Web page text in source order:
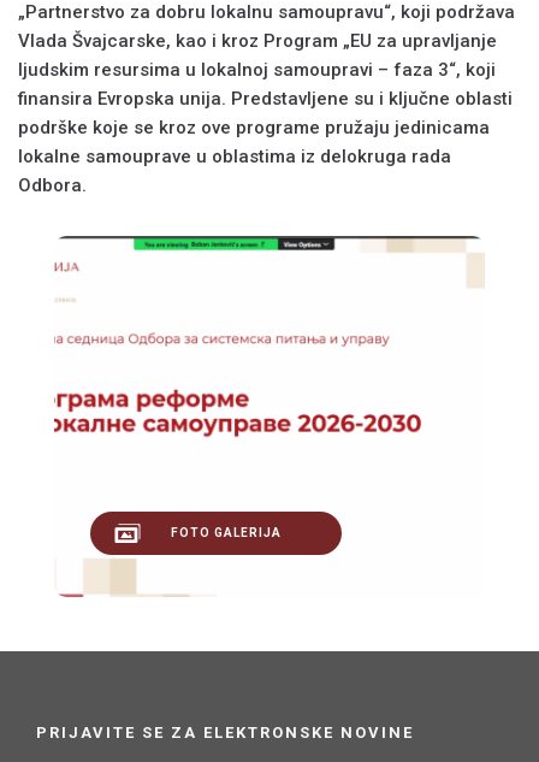
„Partnerstvo za dobru lokalnu samoupravu“, koji podržava
Vlada Švajcarske, kao i kroz Program „EU za upravljanje
ljudskim resursima u lokalnoj samoupravi – faza 3“, koji
finansira Evropska unija. Predstavljene su i ključne oblasti
podrške koje se kroz ove programe pružaju jedinicama
lokalne samouprave u oblastima iz delokruga rada
Odbora.
FOTO GALERIJA
PRIJAVITE SE ZA ELEKTRONSKE NOVINE